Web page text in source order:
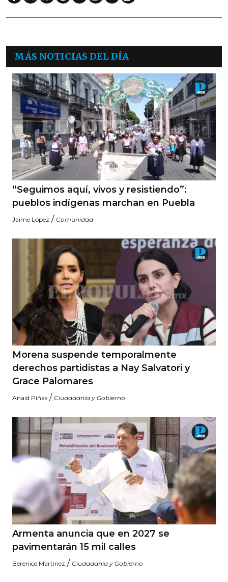
MÁS NOTICIAS DEL DÍA
“Seguimos aquí, vivos y resistiendo”:
pueblos indígenas marchan en Puebla
Jaime López / Comunidad
Morena suspende temporalmente
derechos partidistas a Nay Salvatori y
Grace Palomares
Anaid Piñas / Ciudadanía y Gobierno
Armenta anuncia que en 2027 se
pavimentarán 15 mil calles
Berenice Martinez / Ciudadanía y Gobierno